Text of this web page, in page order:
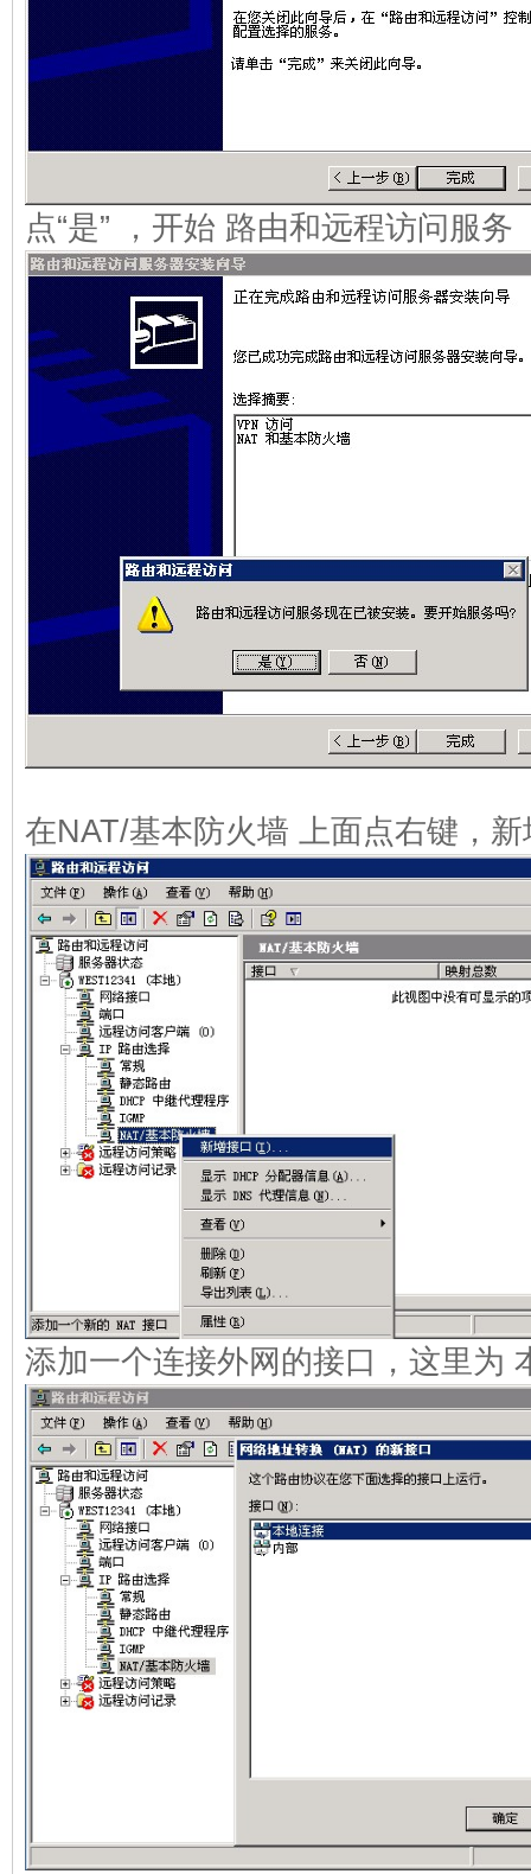
点“是” ，开始 路由和远程访问服务
在NAT/基本防火墙 上面点右键，
添加一个连接外网的接口，这里为